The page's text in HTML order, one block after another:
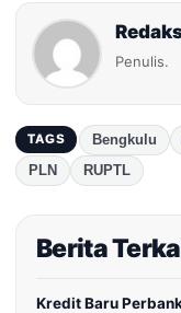
Penulis.
TAGS Bengkulu
PLN
RUPTL
Berita
Kredit Baru